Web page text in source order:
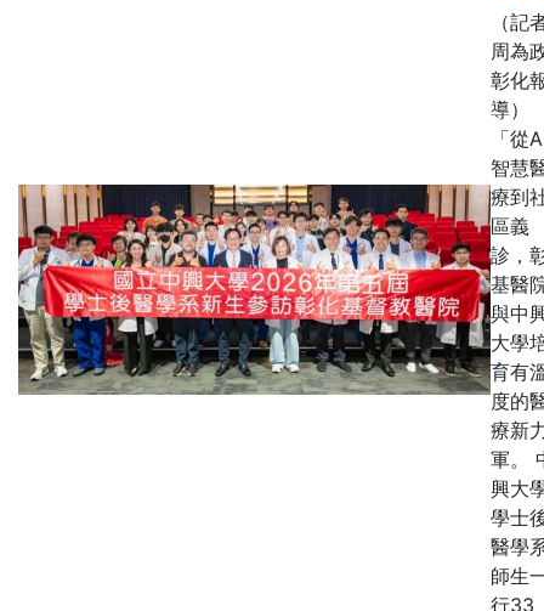
（記
周為
彰化
導）
「從
智慧
療到
區義
診，
基醫
與中
大學
育有
度的
療新
軍。
興大
學士
醫學
師生
行33